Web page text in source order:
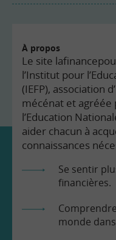
À propos
Le site
l’Institut pour
(IEFP), association
mécénat et agréée
l’Education
aider chacun à
connaissances
Se sentir
financières.
monde